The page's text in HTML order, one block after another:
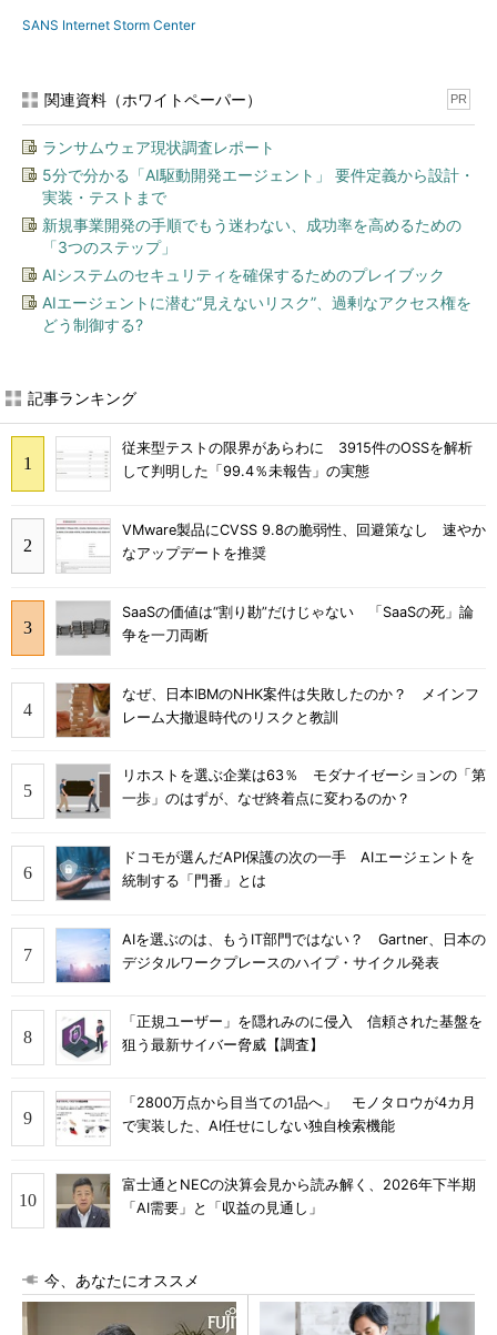
SANS Internet Storm Center
関連資料（ホワイトペーパー） PR
ランサムウェア現状調査レポート
5分で分かる「AI駆動開発エージェント」 要件定義から設計・
実装・テストまで
新規事業開発の手順でもう迷わない、成功率を高めるための
「3つのステップ」
AIシステムのセキュリティを確保するためのプレイブック
AIエージェントに潜む“見えないリスク”、過剰なアクセス権を
どう制御する?
記事ランキング
従来型テストの限界があらわに 3915件のOSSを解析
して判明した「99.4％未報告」の実態
VMware製品にCVSS 9.8の脆弱性、回避策なし 速やか
なアップデートを推奨
SaaSの価値は“割り勘”だけじゃない 「SaaSの死」論
争を一刀両断
なぜ、日本IBMのNHK案件は失敗したのか？ メインフ
レーム大撤退時代のリスクと教訓
リホストを選ぶ企業は63％ モダナイゼーションの「第
一歩」のはずが、なぜ終着点に変わるのか？
ドコモが選んだAPI保護の次の一手 AIエージェントを
統制する「門番」とは
AIを選ぶのは、もうIT部門ではない？ Gartner、日本の
デジタルワークプレースのハイプ・サイクル発表
「正規ユーザー」を隠れみのに侵入 信頼された基盤を
狙う最新サイバー脅威【調査】
「2800万点から目当ての1品へ」 モノタロウが4カ月
で実装した、AI任せにしない独自検索機能
富士通とNECの決算会見から読み解く、2026年下半期
「AI需要」と「収益の見通し」
今、あなたにオススメ